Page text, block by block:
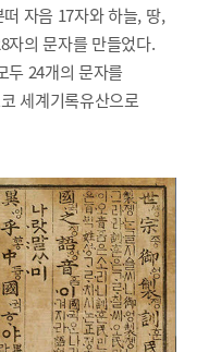
자음 17자와 하늘, 땅,
자의 문자를 만들었다.
두 24개의 문자를
세계기록유산으로